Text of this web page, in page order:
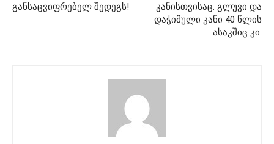
განსაცვიფრებელ შედეგს!
კანისთვისაც. გლუვი და
დაჭიმული კანი 40 წლის
ასაკშიც კი.